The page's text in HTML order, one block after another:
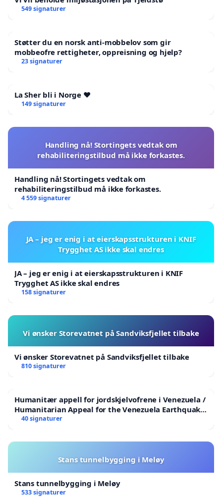
549 signaturer
Støtter du en norsk anti-mobbelov som gir
mobbeofre rettigheter, oppreisning og hjelp?
23 signaturer
La Sher bli i Norge ❤️
149 signaturer
Handling nå! Stortingets vedtak om
rehabiliteringstilbud må ikke forkastes.
Handling nå! Stortingets vedtak om
rehabiliteringstilbud må ikke forkastes.
4 559 signaturer
JA – jeg er enig i at eierskapsstrukturen i KNIF
Trygghet AS ikke skal endres
JA – jeg er enig i at eierskapsstrukturen i KNIF
Trygghet AS ikke skal endres
158 signaturer
Vi ønsker Storevatnet på Sandviksfjellet tilbake
Vi ønsker Storevatnet på Sandviksfjellet tilbake
810 signaturer
Humanitær appell for jordskjelvofrene i Venezuela /
Humanitarian Appeal for the Venezuela Earthquake
Victims
40 signaturer
Stans tunnelbygging i Meløy
Stans tunnelbygging i Meløy
533 signaturer